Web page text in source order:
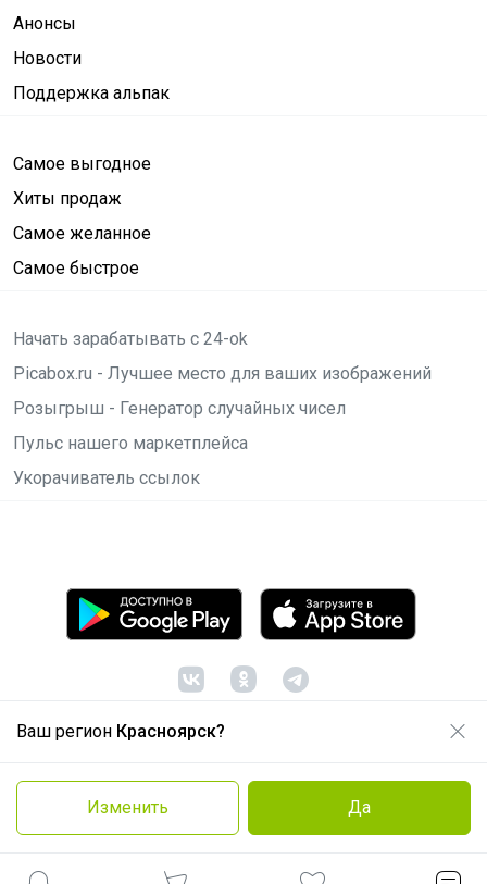
Ваш регион Красноярск?
Изменить Да
Анонсы
Новости
Поддержка альпак
Самое выгодное
Хиты продаж
Самое желанное
Самое быстрое
Начать зарабатывать с 24-ok
Picabox.ru - Лучшее место для ваших изображений
Розыгрыш - Генератор случайных чисел
Пульс нашего маркетплейса
Укорачиватель ссылок
© ООО "Лявита", ОГРН 1122468054070, 2012 -2026
Политика конфиденциальности
Cоглашение пользователя